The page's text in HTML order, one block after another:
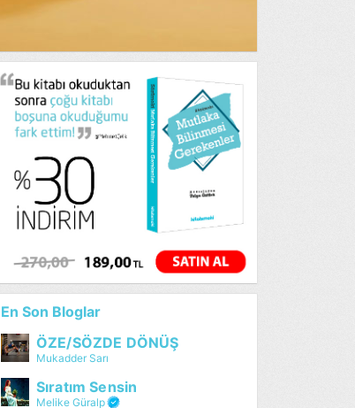
En Son Bloglar
ÖZE/SÖZDE DÖNÜŞ
Mukadder Sarı
Sıratım Sensin
Melike Güralp